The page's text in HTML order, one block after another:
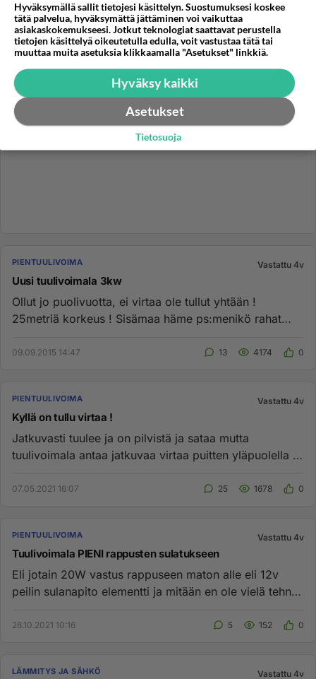
PIENTUULIVOIMA Vastattu 4v
Uusi tuulivoimala 3kw
Ollut jo puolivuotta, ei virtaa ole tullut yhtään !
25metriä korkeus ! Sisämaa häme ps:menikö rahat
09.09.2015 14:47 13 4174 0
PIENTUULIVOIMA Vastattu 4v
Kyllä on tullu virtaa !
Jatkuvasti tuulee ja on pilvistä ja sataa mutta
tuulivoimala antaa jatkuvaa virtaa puitten yläpuolella !
07.05.2021 16:07 25 1678 0
PIENTUULIVOIMA Vastattu 4v
Tuulivoimala PIENI rappusten sulatukseen
Eli jotain 20W vastus rappuseen maton alle eli 12v
peilin sulanapito elementti ja mitään en ole vielä tehnyt
28.10.2021 10:16 5 152 0
LÄMMITYS JA SÄHKÖ Vastattu 4v
Hyväksymällä sallit tietojesi käsittelyn. Suostumuksesi koskee
tätä palvelua, hyväksymättä jättäminen voi vaikuttaa
asiakaskokemukseesi. Jotkut teknologiat saattavat perustella
tietojen käsittelyä oikeutetulla edulla, voit vastustaa tätä tai
muuttaa muita asetuksia klikkaamalla "Asetukset" linkkiä.
Hyväksy kaikki
Asetukset
Tietosuoja